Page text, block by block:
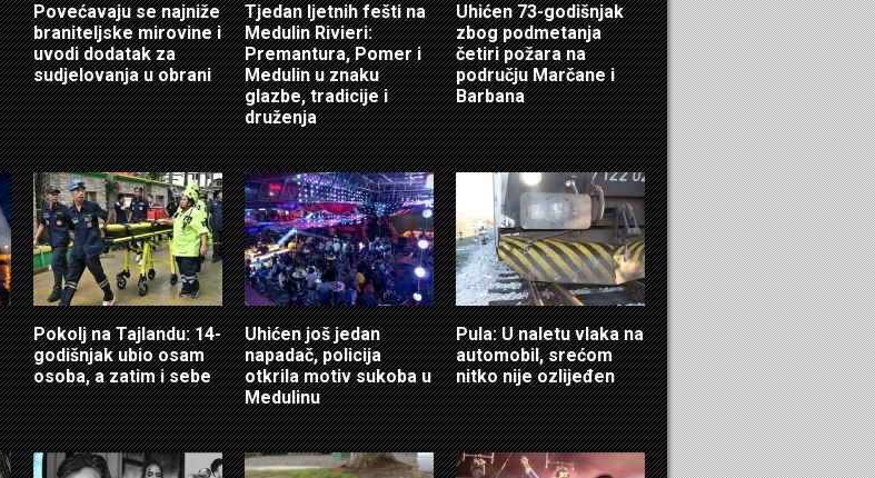
Povećavaju se najniže
braniteljske mirovine i
uvodi dodatak za
sudjelovanja u obrani
Tjedan ljetnih fešti na
Medulin Rivieri:
Premantura, Pomer i
Medulin u znaku
glazbe, tradicije i
druženja
Uhićen 73-godišnjak
zbog podmetanja
četiri požara na
području Marčane i
Barbana
Pokolj na Tajlandu: 14-
godišnjak ubio osam
osoba, a zatim i sebe
Uhićen još jedan
napadač, policija
otkrila motiv sukoba u
Medulinu
Pula: U naletu vlaka na
automobil, srećom
nitko nije ozlijeđen